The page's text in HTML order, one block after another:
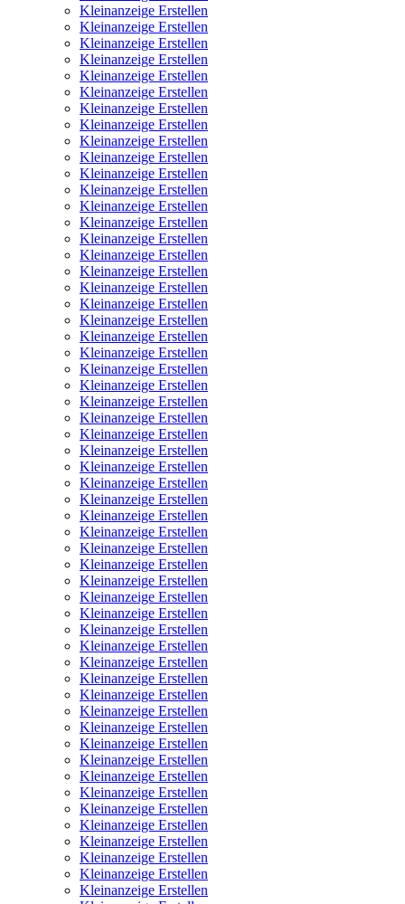
Kleinanzeige Erstellen
Kleinanzeige Erstellen
Kleinanzeige Erstellen
Kleinanzeige Erstellen
Kleinanzeige Erstellen
Kleinanzeige Erstellen
Kleinanzeige Erstellen
Kleinanzeige Erstellen
Kleinanzeige Erstellen
Kleinanzeige Erstellen
Kleinanzeige Erstellen
Kleinanzeige Erstellen
Kleinanzeige Erstellen
Kleinanzeige Erstellen
Kleinanzeige Erstellen
Kleinanzeige Erstellen
Kleinanzeige Erstellen
Kleinanzeige Erstellen
Kleinanzeige Erstellen
Kleinanzeige Erstellen
Kleinanzeige Erstellen
Kleinanzeige Erstellen
Kleinanzeige Erstellen
Kleinanzeige Erstellen
Kleinanzeige Erstellen
Kleinanzeige Erstellen
Kleinanzeige Erstellen
Kleinanzeige Erstellen
Kleinanzeige Erstellen
Kleinanzeige Erstellen
Kleinanzeige Erstellen
Kleinanzeige Erstellen
Kleinanzeige Erstellen
Kleinanzeige Erstellen
Kleinanzeige Erstellen
Kleinanzeige Erstellen
Kleinanzeige Erstellen
Kleinanzeige Erstellen
Kleinanzeige Erstellen
Kleinanzeige Erstellen
Kleinanzeige Erstellen
Kleinanzeige Erstellen
Kleinanzeige Erstellen
Kleinanzeige Erstellen
Kleinanzeige Erstellen
Kleinanzeige Erstellen
Kleinanzeige Erstellen
Kleinanzeige Erstellen
Kleinanzeige Erstellen
Kleinanzeige Erstellen
Kleinanzeige Erstellen
Kleinanzeige Erstellen
Kleinanzeige Erstellen
Kleinanzeige Erstellen
Kleinanzeige Erstellen